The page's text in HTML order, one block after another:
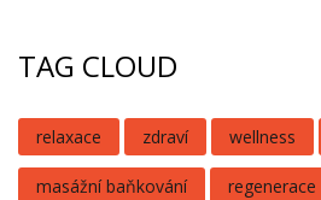
TAG CLOUD
relaxace zdraví wellness
masážní baňkování regenerace